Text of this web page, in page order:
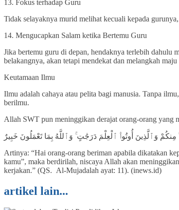
13. Fokus terhadap Guru
Tidak selayaknya murid melihat kecuali kepada
14. Mengucapkan Salam ketika Bertemu Guru
Jika bertemu guru di depan, hendaknya terlebih dahulu
belakangnya, akan tetapi mendekat dan melangkah
Keutamaan Ilmu
Ilmu adalah cahaya atau pelita bagi manusia. Tanpa
berilmu.
Allah SWT pun meninggikan derajat orang-orang
وَٱلَّذِينَ أُوتُوا۟ ٱلْعِلْمَ دَرَجَٰتٍ ۚ وَٱللَّهُ بِمَا تَعْمَلُونَ خَبِيرٌ
Artinya: “Hai orang-orang beriman apabila dikatakan
kamu”, maka berdirilah, niscaya Allah akan
kerjakan.” (QS. Al-Mujadalah ayat: 11). (inews.id)
artikel lain...